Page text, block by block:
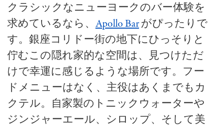
クラシックなニューヨークのバー体験を
求めているなら、 Apollo Barがぴったりで
す。銀座コリドー街の地下にひっそりと
佇むこの隠れ家的な空間は、見つけただ
けで幸運に感じるような場所です。フー
ドメニューはなく、主役はあくまでもカ
クテル。自家製のトニックウォーターや
ジンジャーエール、シロップ、そして美